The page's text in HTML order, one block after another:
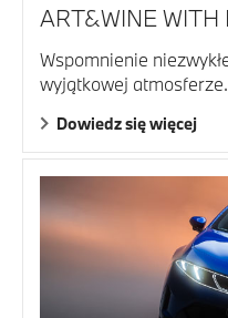
ART&WINE WITH
Wspomnienie
wyjątkowej atmosferze.
Dowiedz się więcej